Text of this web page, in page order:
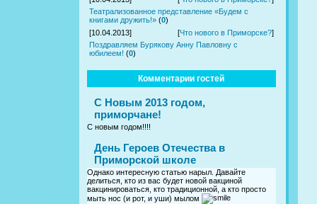
Театрализованное представление «Будем с
книгами дружить!» (0)
[10.04.2013]
[Что нового в Приморске?]
Поздравляем Бурякову Анну Павловну с
юбилеем! (0)
Комментарии гостей
С Новым 2013 годом,
приморчане!
С новым годом!!!!
День Героев Отечества в
Приморской школе
Однако интересную статью нарыл. Давайте
делиться, кто из вас будет новой вакциной
вакцинироваться, кто традиционной, а кто просто
мыть нос (и рот, и уши) мылом